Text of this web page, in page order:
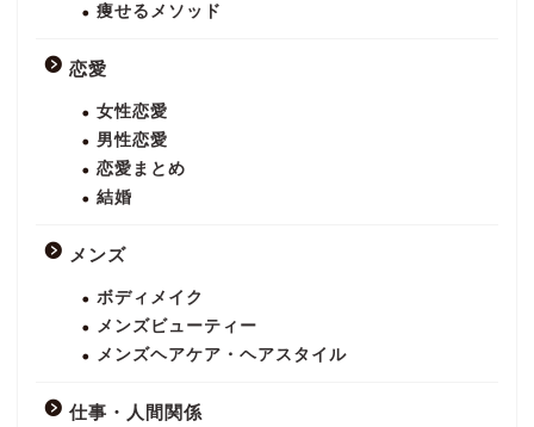
痩せるメソッド
恋愛
女性恋愛
男性恋愛
恋愛まとめ
結婚
メンズ
ボディメイク
メンズビューティー
メンズヘアケア・ヘアスタイル
仕事・人間関係